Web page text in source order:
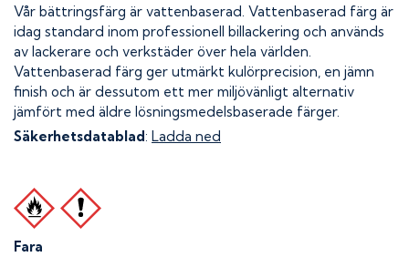
Vår bättringsfärg är vattenbaserad. Vattenbaserad färg är
idag standard inom professionell billackering och används
av lackerare och verkstäder över hela världen.
Vattenbaserad färg ger utmärkt kulörprecision, en jämn
finish och är dessutom ett mer miljövänligt alternativ
jämfört med äldre lösningsmedelsbaserade färger.
Säkerhetsdatablad: Ladda ned
Fara